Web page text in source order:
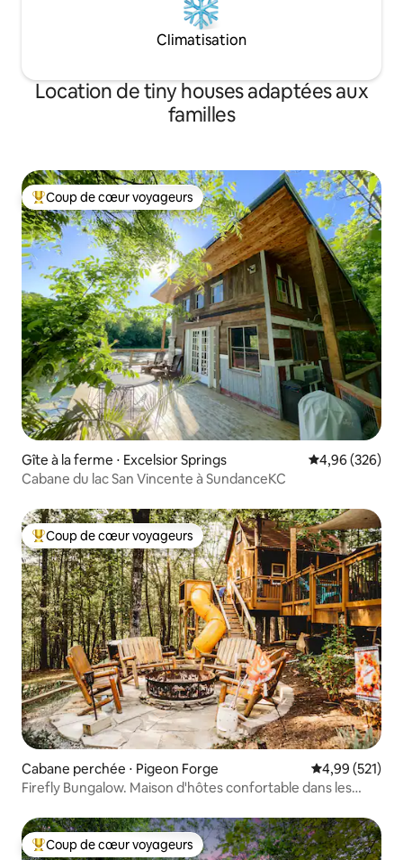
Climatisation
Location de tiny houses adaptées aux
familles
Coups de cœur voyageurs les plus appréciés
Coup de cœur voyageurs
Gîte à la ferme ⋅ Excelsior Springs Évaluation
4,96 (326)
Cabane du lac San Vincente à SundanceKC
Coups de cœur voyageurs les plus appréciés
Coup de cœur voyageurs
Cabane perchée ⋅ Pigeon Forge Évaluation
4,99 (521)
Firefly Bungalow. Maison d'hôtes confortable dans les
Coups de cœur voyageurs les plus appréciés
Coup de cœur voyageurs